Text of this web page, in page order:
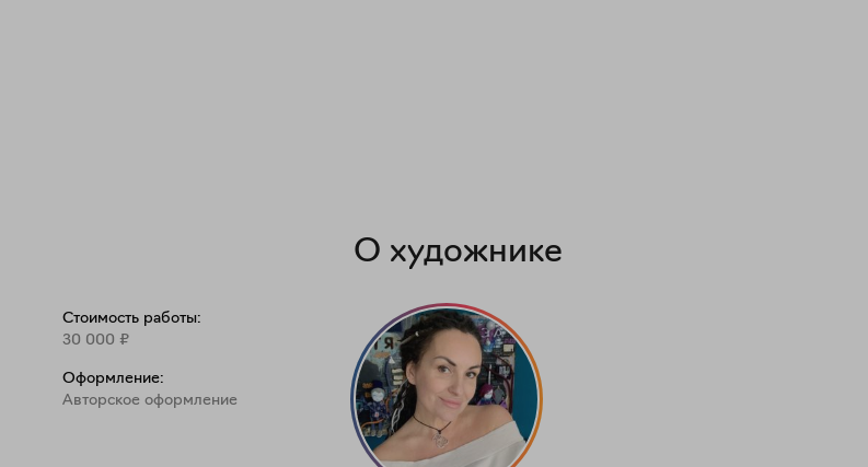
Стоимость работы:
30 000 ₽
Оформление:
Aвторское оформление
О художнике